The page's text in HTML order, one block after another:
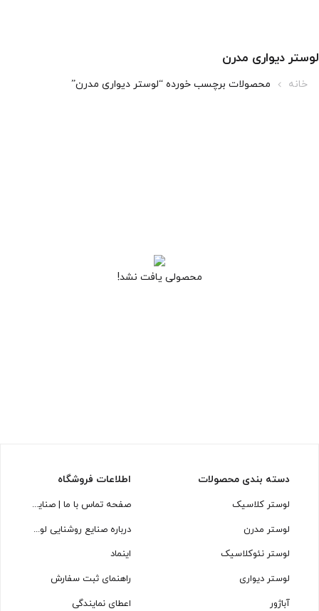
لوستر دیواری مدرن
خانه محصولات برچسب خورده “لوستر دیواری مدرن”
محصولی یافت نشد!
دسته بندی محصولات
لوستر کلاسیک
لوستر مدرن
لوستر نئوکلاسیک
لوستر دیواری
آباژور
اطلاعات فروشگاه
صفحه تماس با ما | صنایع روشنایی لوسترسازان
درباره صنایع روشنایی لوسترسازان
اینماد
راهنمای ثبت سفارش
اعطای نمایندگی